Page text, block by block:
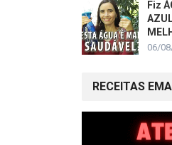
Fiz
06/
RECEITAS